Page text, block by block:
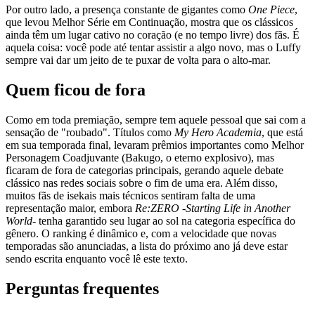
Por outro lado, a presença constante de gigantes como One Piece,
que levou Melhor Série em Continuação, mostra que os clássicos
ainda têm um lugar cativo no coração (e no tempo livre) dos fãs. É
aquela coisa: você pode até tentar assistir a algo novo, mas o Luffy
sempre vai dar um jeito de te puxar de volta para o alto-mar.
Quem ficou de fora
Como em toda premiação, sempre tem aquele pessoal que sai com a
sensação de "roubado". Títulos como My Hero Academia, que está
em sua temporada final, levaram prêmios importantes como Melhor
Personagem Coadjuvante (Bakugo, o eterno explosivo), mas
ficaram de fora de categorias principais, gerando aquele debate
clássico nas redes sociais sobre o fim de uma era. Além disso,
muitos fãs de isekais mais técnicos sentiram falta de uma
representação maior, embora Re:ZERO -Starting Life in Another
World- tenha garantido seu lugar ao sol na categoria específica do
gênero. O ranking é dinâmico e, com a velocidade que novas
temporadas são anunciadas, a lista do próximo ano já deve estar
sendo escrita enquanto você lê este texto.
Perguntas frequentes